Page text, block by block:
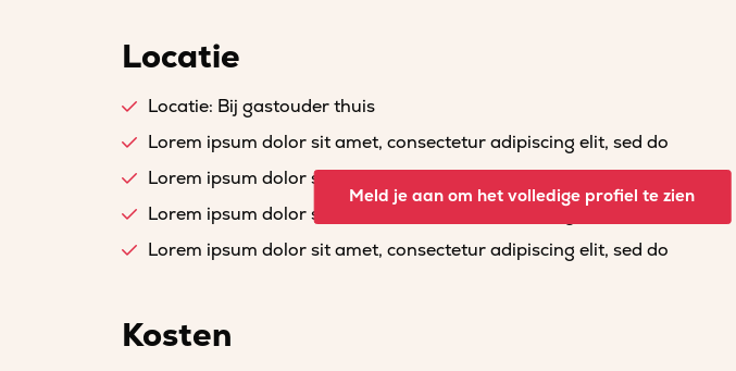
Locatie
Locatie: Bij gastouder thuis
Lorem ipsum dolor sit amet, consectetur adipiscing elit, sed do
Lorem ipsum dolor sit amet, consectetur adipiscing elit, sed do
Lorem ipsum dolor sit amet, consectetur adipiscing elit, sed do
Lorem ipsum dolor sit amet, consectetur adipiscing elit, sed do
Meld je aan om het volledige profiel te zien
Kosten